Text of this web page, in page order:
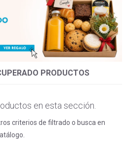
PRODUCTOS
en esta sección.
criterios de filtrado o busca en